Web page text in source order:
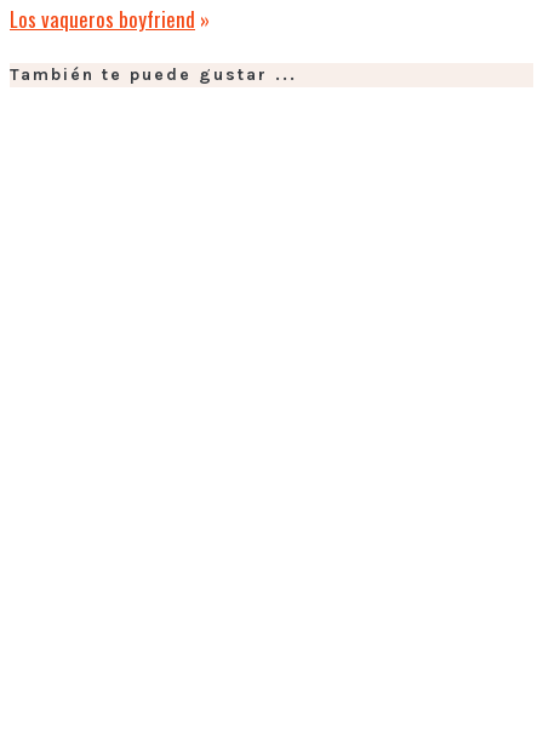
Los vaqueros boyfriend »
También te puede gustar ...